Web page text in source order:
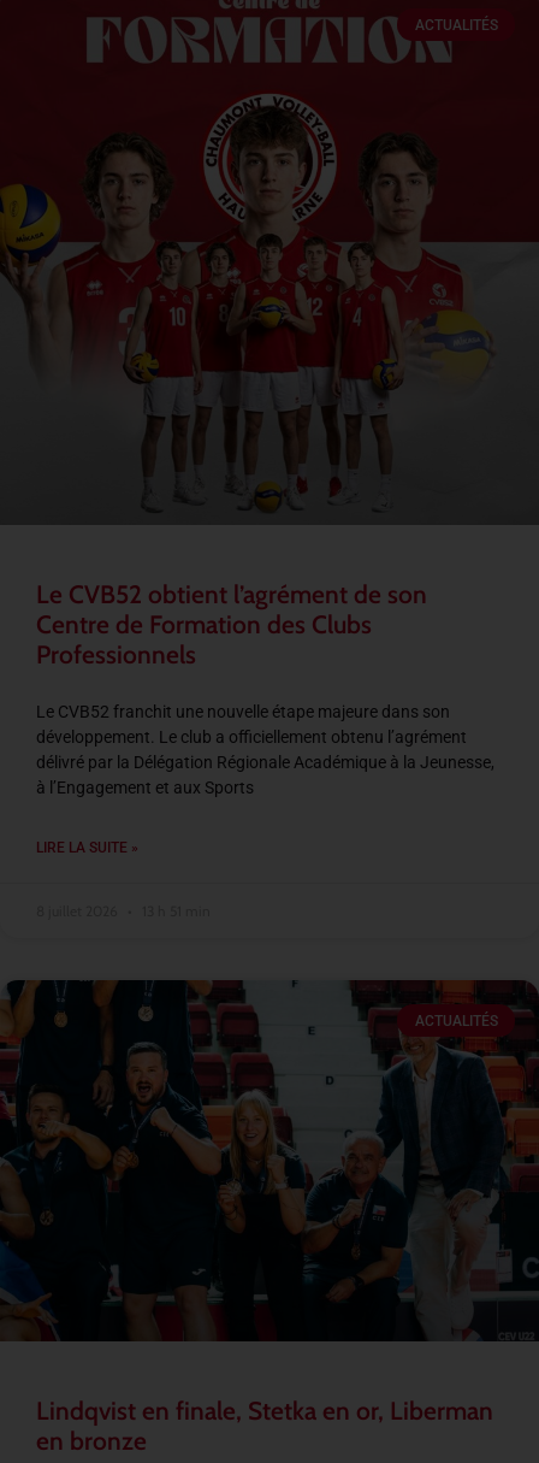
ACTUALITÉS
Le CVB52 obtient l’agrément de son
Centre de Formation des Clubs
Professionnels
Le CVB52 franchit une nouvelle étape majeure dans son
développement. Le club a officiellement obtenu l’agrément
délivré par la Délégation Régionale Académique à la Jeunesse,
à l’Engagement et aux Sports
LIRE LA SUITE »
ACTUALITÉS
Lindqvist en finale, Stetka en or, Liberman
en bronze